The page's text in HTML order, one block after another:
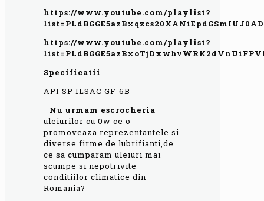
https://www.youtube.com/playlist?
list=PLdBGGE5azBxqzcs20XANiEpdGSmIUJ0AD
https://www.youtube.com/playlist?
Specificatii
API SP ILSAC GF-6B
–Nu urmam escrocheria
uleiurilor cu 0w ce o
promoveaza reprezentantele si
diverse firme de lubrifianti,de
ce sa cumparam uleiuri mai
scumpe si nepotrivite
conditiilor climatice din
Romania?